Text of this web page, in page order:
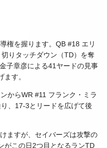
権を握ります。QB #18 エリ
りタッチダウン（TD）を奪
子章彦による41ヤードの見事
す。
からWR #11 フランク・ミラ
、17-3とリードを広げて後
ますが、セイバーズは攻撃の
がこの日2つ目となるランTD